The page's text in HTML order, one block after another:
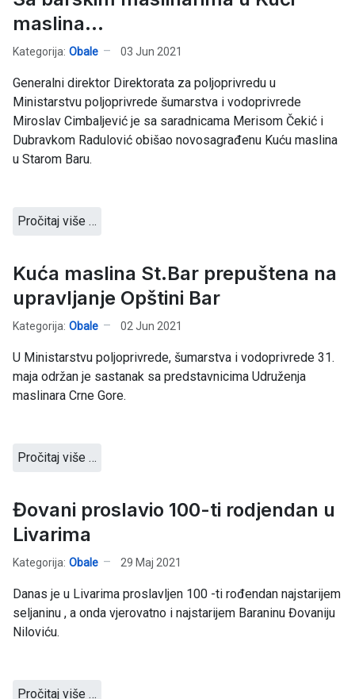
maslina...
Kategorija: Obale 03 Jun 2021
Generalni direktor Direktorata za poljoprivredu u
Ministarstvu poljoprivrede šumarstva i vodoprivrede
Miroslav Cimbaljević je sa saradnicama Merisom Čekić i
Dubravkom Radulović obišao novosagrađenu Kuću maslina
u Starom Baru.
Pročitaj više …
Kuća maslina St.Bar prepuštena na
upravljanje Opštini Bar
Kategorija: Obale 02 Jun 2021
U Ministarstvu poljoprivrede, šumarstva i vodoprivrede 31.
maja održan je sastanak sa predstavnicima Udruženja
maslinara Crne Gore.
Pročitaj više …
Đovani proslavio 100-ti rodjendan u
Livarima
Kategorija: Obale 29 Maj 2021
Danas je u Livarima proslavljen 100 -ti rođendan najstarijem
seljaninu , a onda vjerovatno i najstarijem Baraninu Đovaniju
Niloviću.
Pročitaj više …